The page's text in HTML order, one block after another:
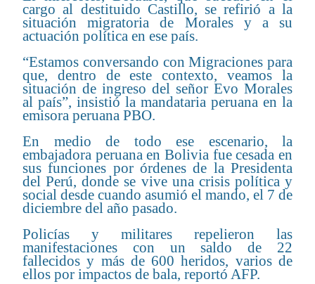
cargo al destituido Castillo, se refirió a la
situación migratoria de Morales y a su
actuación política en ese país.
“Estamos conversando con Migraciones para
que, dentro de este contexto, veamos la
situación de ingreso del señor Evo Morales
al país”, insistió la mandataria peruana en la
emisora peruana PBO.
En medio de todo ese escenario, la
embajadora peruana en Bolivia fue cesada en
sus funciones por órdenes de la Presidenta
del Perú, donde se vive una crisis política y
social desde cuando asumió el mando, el 7 de
diciembre del año pasado.
Policías y militares repelieron las
manifestaciones con un saldo de 22
fallecidos y más de 600 heridos, varios de
ellos por impactos de bala, reportó AFP.